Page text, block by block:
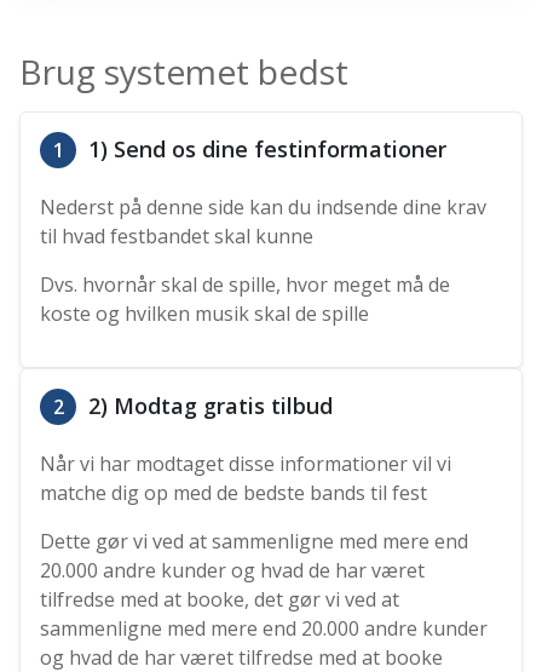
Brug systemet bedst
1 1) Send os dine festinformationer
Nederst på denne side kan du indsende dine krav
til hvad festbandet skal kunne
Dvs. hvornår skal de spille, hvor meget må de
koste og hvilken musik skal de spille
2 2) Modtag gratis tilbud
Når vi har modtaget disse informationer vil vi
matche dig op med de bedste bands til fest
Dette gør vi ved at sammenligne med mere end
20.000 andre kunder og hvad de har været
tilfredse med at booke, det gør vi ved at
sammenligne med mere end 20.000 andre kunder
og hvad de har været tilfredse med at booke